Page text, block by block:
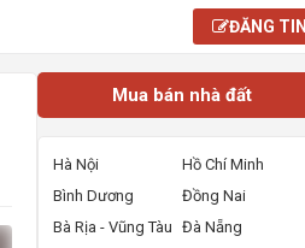
ĐĂNG TIN
Mua bán nhà đất
Hà Nội
Hồ Chí Minh
Bình Dương
Đồng Nai
Bà Rịa - Vũng Tàu Đà Nẵng